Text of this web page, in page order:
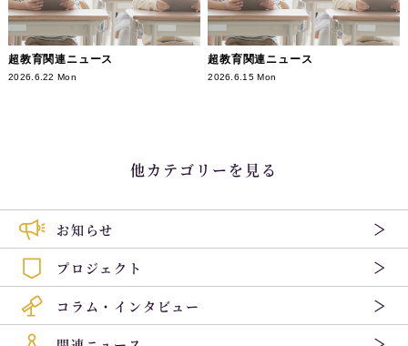
超教育関連ニュース
2026.6.22 Mon
超教育関連ニュース
2026.6.15 Mon
他カテゴリーを見る
お知らせ
プロジェクト
コラム・インタビュー